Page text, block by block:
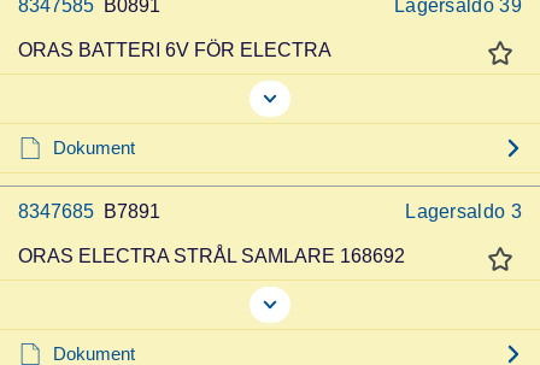
8347585 B0891 Lagersaldo 39
ORAS BATTERI 6V FÖR ELECTRA
Dokument
8347685 B7891 Lagersaldo 3
ORAS ELECTRA STRÅL SAMLARE 168692
Dokument